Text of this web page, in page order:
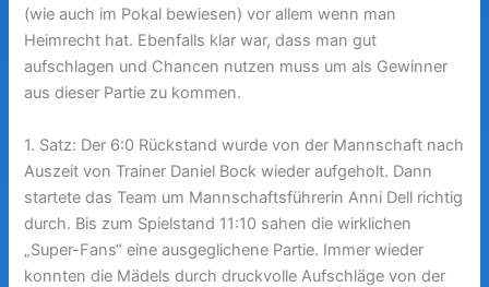
(wie auch im Pokal bewiesen) vor allem wenn man
Heimrecht hat. Ebenfalls klar war, dass man gut
aufschlagen und Chancen nutzen muss um als Gewinner
aus dieser Partie zu kommen.
1. Satz: Der 6:0 Rückstand wurde von der Mannschaft nach
Auszeit von Trainer Daniel Bock wieder aufgeholt. Dann
startete das Team um Mannschaftsführerin Anni Dell richtig
durch. Bis zum Spielstand 11:10 sahen die wirklichen
„Super-Fans“ eine ausgeglichene Partie. Immer wieder
konnten die Mädels durch druckvolle Aufschläge von der